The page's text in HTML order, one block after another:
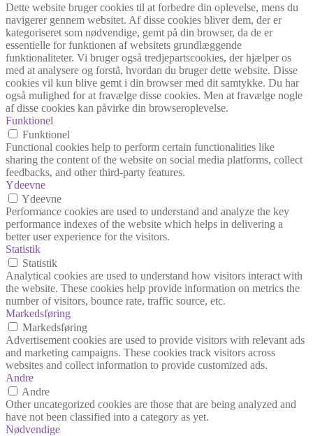
Dette website bruger cookies til at forbedre din oplevelse, mens du
navigerer gennem websitet. Af disse cookies bliver dem, der er
kategoriseret som nødvendige, gemt på din browser, da de er
essentielle for funktionen af websitets grundlæggende
funktionaliteter. Vi bruger også tredjepartscookies, der hjælper os
med at analysere og forstå, hvordan du bruger dette website. Disse
cookies vil kun blive gemt i din browser med dit samtykke. Du har
også mulighed for at fravælge disse cookies. Men at fravælge nogle
af disse cookies kan påvirke din browseroplevelse.
Funktionel
Funktionel
Functional cookies help to perform certain functionalities like
sharing the content of the website on social media platforms, collect
feedbacks, and other third-party features.
Ydeevne
Ydeevne
Performance cookies are used to understand and analyze the key
performance indexes of the website which helps in delivering a
better user experience for the visitors.
Statistik
Statistik
Analytical cookies are used to understand how visitors interact with
the website. These cookies help provide information on metrics the
number of visitors, bounce rate, traffic source, etc.
Markedsføring
Markedsføring
Advertisement cookies are used to provide visitors with relevant ads
and marketing campaigns. These cookies track visitors across
websites and collect information to provide customized ads.
Andre
Andre
Other uncategorized cookies are those that are being analyzed and
have not been classified into a category as yet.
Nødvendige